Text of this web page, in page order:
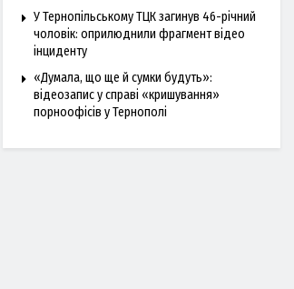
У Тернопільському ТЦК загинув 46-річний
чоловік: оприлюднили фрагмент відео
інциденту
«Думала, що ще й сумки будуть»:
відеозапис у справі «кришування»
порноофісів у Тернополі